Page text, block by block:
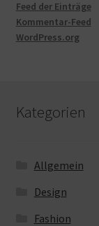
Feed der Einträge
Kommentar-Feed
WordPress.org
Kategorien
Allgemein
Design
Fashion